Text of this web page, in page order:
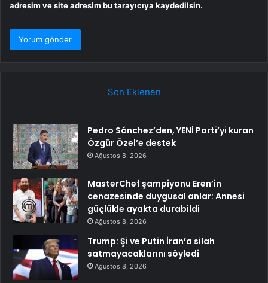
adresim ve site adresim bu tarayıcıya kaydedilsin.
Son Eklenen
Pedro Sánchez’den, YENİ Parti’yi kuran
Özgür Özel’e destek
Ağustos 8, 2026
MasterChef şampiyonu Eren’in
cenazesinde duygusal anlar: Annesi
güçlükle ayakta durabildi
Ağustos 8, 2026
Trump: Şi ve Putin İran’a silah
satmayacaklarını söyledi
Ağustos 8, 2026